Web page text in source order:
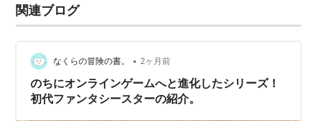
2008年3月24日に発売された『SEGA AGES 2500シリ
ョン』に移植版が収録されている。
セガ・マークIII版は2009年4月21日よりWiiのバーチャ
ルコンソールでも配信されている。
関連ブログ
なくらの冒険の書。 • 2ヶ月前
のちにオンラインゲームへと進化したシリーズ！
初代ファンタシースターの紹介。